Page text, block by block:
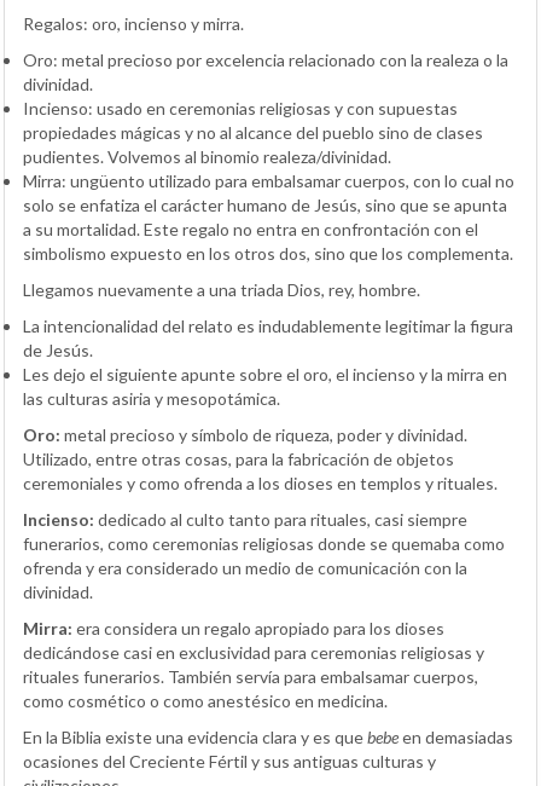
Regalos: oro, incienso y mirra.
Oro: metal precioso por excelencia relacionado con la realeza o la
divinidad.
Incienso: usado en ceremonias religiosas y con supuestas
propiedades mágicas y no al alcance del pueblo sino de clases
pudientes. Volvemos al binomio realeza/divinidad.
Mirra: ungüento utilizado para embalsamar cuerpos, con lo cual no
solo se enfatiza el carácter humano de Jesús, sino que se apunta
a su mortalidad. Este regalo no entra en confrontación con el
simbolismo expuesto en los otros dos, sino que los complementa.
Llegamos nuevamente a una triada Dios, rey, hombre.
La intencionalidad del relato es indudablemente legitimar la figura
de Jesús.
Les dejo el siguiente apunte sobre el oro, el incienso y la mirra en
las culturas asiria y mesopotámica.
Oro: metal precioso y símbolo de riqueza, poder y divinidad.
Utilizado, entre otras cosas, para la fabricación de objetos
ceremoniales y como ofrenda a los dioses en templos y rituales.
Incienso: dedicado al culto tanto para rituales, casi siempre
funerarios, como ceremonias religiosas donde se quemaba como
ofrenda y era considerado un medio de comunicación con la
divinidad.
Mirra: era considera un regalo apropiado para los dioses
dedicándose casi en exclusividad para ceremonias religiosas y
rituales funerarios. También servía para embalsamar cuerpos,
como cosmético o como anestésico en medicina.
En la Biblia existe una evidencia clara y es quebebeen demasiadas
ocasiones del Creciente Fértil y sus antiguas culturas y